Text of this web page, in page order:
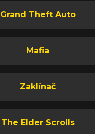
Grand Theft Auto
Mafia
Zaklínač
The Elder Scrolls